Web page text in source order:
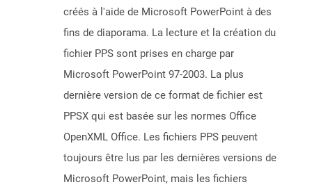
créés à l'aide de Microsoft PowerPoint à des
fins de diaporama. La lecture et la création du
fichier PPS sont prises en charge par
Microsoft PowerPoint 97-2003. La plus
dernière version de ce format de fichier est
PPSX qui est basée sur les normes Office
OpenXML Office. Les fichiers PPS peuvent
toujours être lus par les dernières versions de
Microsoft PowerPoint, mais les fichiers